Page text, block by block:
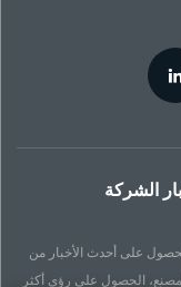
الشركة
على أحدث الأخبار من
الحصول على رؤى أكثر